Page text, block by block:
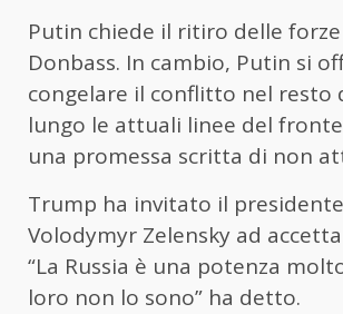
Putin chiede il ritiro delle
Donbass. In cambio, Putin si
congelare il conflitto nel resto
lungo le attuali linee del
una promessa scritta di non
Trump ha invitato il
Volodymyr Zelensky ad
“La Russia è una potenza
loro non lo sono” ha detto.